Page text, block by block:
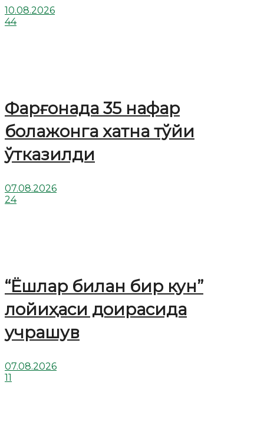
10.08.2026
44
Фарғонада 35 нафар
болажонга хатна тўйи
ўтказилди
07.08.2026
24
“Ёшлар билан бир кун”
лойиҳаси доирасида
учрашув
07.08.2026
11